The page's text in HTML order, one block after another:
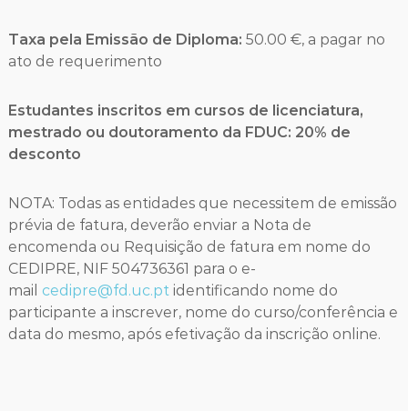
Taxa pela Emissão de Diploma: 50.00 €, a pagar no
ato de requerimento
Estudantes inscritos em cursos de licenciatura,
mestrado ou doutoramento da FDUC: 20% de
desconto
NOTA: Todas as entidades que necessitem de emissão
prévia de fatura, deverão enviar a Nota de
encomenda ou Requisição de fatura em nome do
CEDIPRE, NIF 504736361 para o e-
mail cedipre@fd.uc.pt identificando nome do
participante a inscrever, nome do curso/conferência e
data do mesmo, após efetivação da inscrição online.